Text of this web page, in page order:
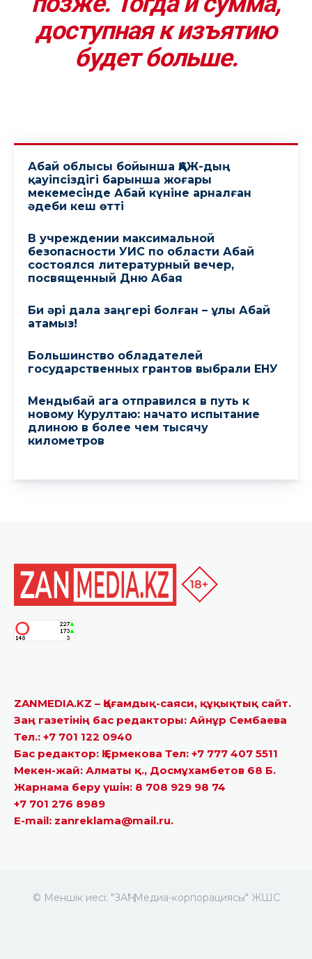
ZANMEDIA.KZ – Қоғамдық-саяси, құқықтық сайт.
Заң газетінің бас редакторы: Айнұр Сембаева
Тел.: +7 701 122 0940
Бас редактор: Қ.Ермекова Тел: +7 777 407 5511
Мекен-жай: Алматы қ., Досмұхамбетов 68 Б.
Жарнама беру үшін: 8 708 929 98 74
+7 701 276 8989
E-mail: zanreklama@mail.ru.
© Меншік иесі: "ЗАҢ" Медиа-корпорациясы" ЖШС